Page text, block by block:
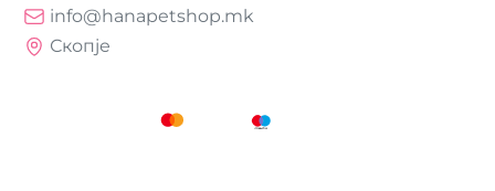
info@hanapetshop.mk
Скопје